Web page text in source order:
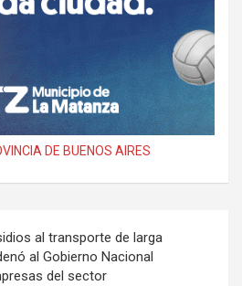
DE BUENOS AIRES
al transporte de larga
al Gobierno Nacional
del sector